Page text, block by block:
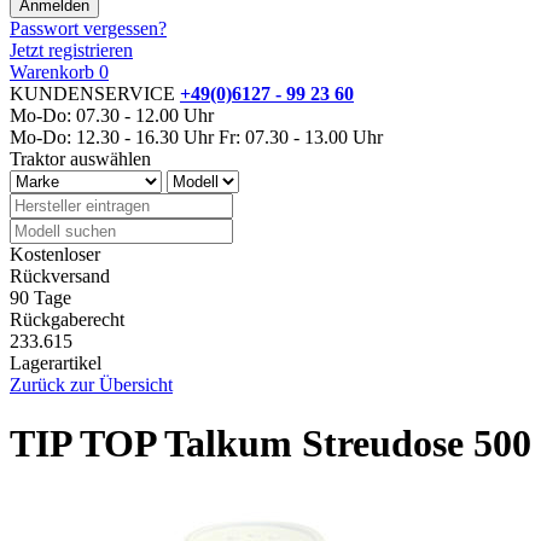
Passwort vergessen?
Jetzt registrieren
Warenkorb 0
KUNDENSERVICE +49(0)6127 - 99 23 60
Mo-Do: 07.30 - 12.00 Uhr
Mo-Do: 12.30 - 16.30 Uhr Fr: 07.30 - 13.00 Uhr
Traktor auswählen
Kostenloser
Rückversand
90 Tage
Rückgaberecht
233.615
Lagerartikel
Zurück zur Übersicht
TIP TOP Talkum Streudose 500